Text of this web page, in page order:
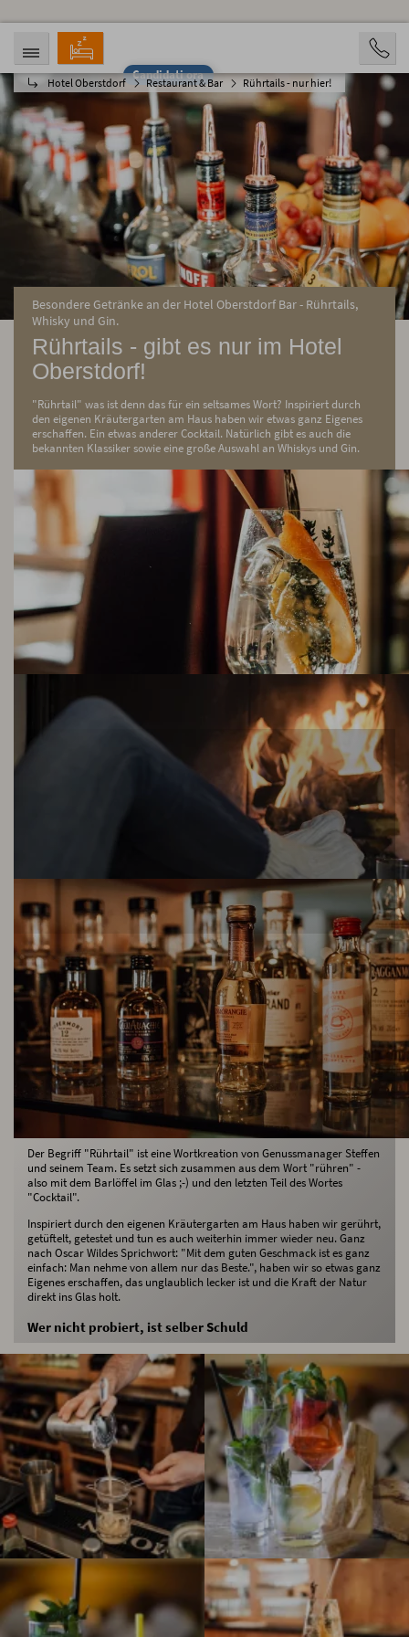
Candidati ora
Hotel Oberstdorf Restaurant & Bar Rührtails - nur hier!
ARRIVO
09.08.2026
PARTENZA
14.08.2026
PERSONE
2 Personen
PRENOTAZIONE
Besondere Getränke an der Hotel Oberstdorf Bar - Rührtails,
Whisky und Gin.
Rührtails - gibt es nur im Hotel
Oberstdorf!
"Rührtail" was ist denn das für ein seltsames Wort? Inspiriert durch
den eigenen Kräutergarten am Haus haben wir etwas ganz Eigenes
erschaffen. Ein etwas anderer Cocktail. Natürlich gibt es auch die
bekannten Klassiker sowie eine große Auswahl an Whiskys und Gin.
Die Kraft der Natur mitten im Glas
Der Begriff "Rührtail" ist eine Wortkreation von Genussmanager Steffen
und seinem Team. Es setzt sich zusammen aus dem Wort "rühren" -
also mit dem Barlöffel im Glas ;-) und den letzten Teil des Wortes
"Cocktail".
Inspiriert durch den eigenen Kräutergarten am Haus haben wir gerührt,
getüftelt, getestet und tun es auch weiterhin immer wieder neu. Ganz
nach Oscar Wildes Sprichwort: "Mit dem guten Geschmack ist es ganz
einfach: Man nehme von allem nur das Beste.", haben wir so etwas ganz
Eigenes erschaffen, das unglaublich lecker ist und die Kraft der Natur
direkt ins Glas holt.
Wer nicht probiert, ist selber Schuld